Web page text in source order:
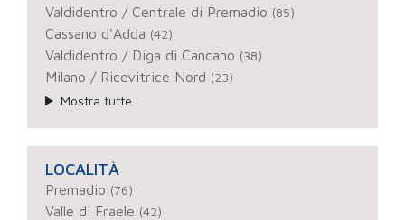
Valdidentro / Centrale di Premadio (85)
Cassano d'Adda (42)
Valdidentro / Diga di Cancano (38)
Milano / Ricevitrice Nord (23)
Mostra tutte
LOCALITÀ
Premadio (76)
Valle di Fraele (42)